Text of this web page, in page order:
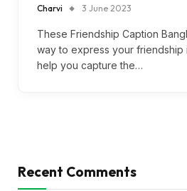
Charvi 3 June 2023
These Friendship Caption
way to express your friendship
help you capture the…
Recent Comments